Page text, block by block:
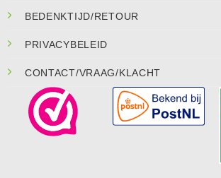
BEDENKTIJD/RETOUR
PRIVACYBELEID
CONTACT/VRAAG/KLACHT